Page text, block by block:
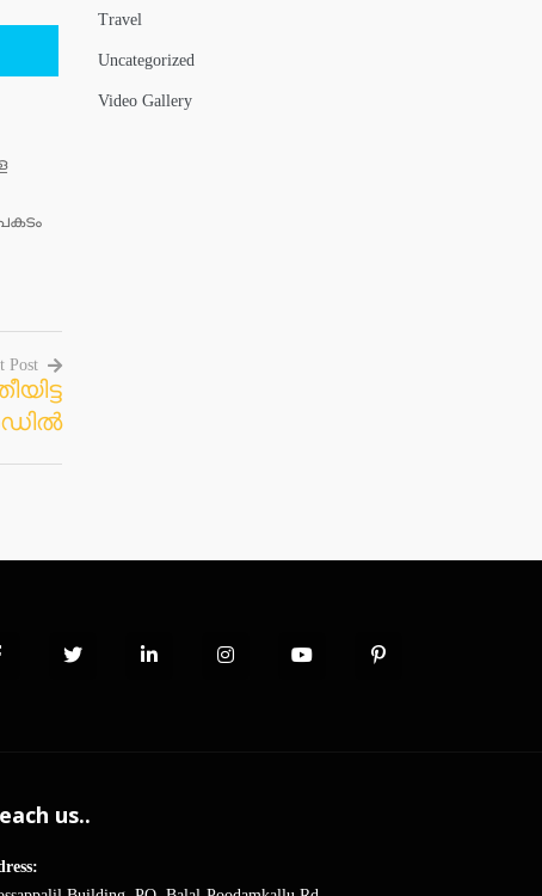
Post
Travel
Uncategorized
Video Gallery
us..